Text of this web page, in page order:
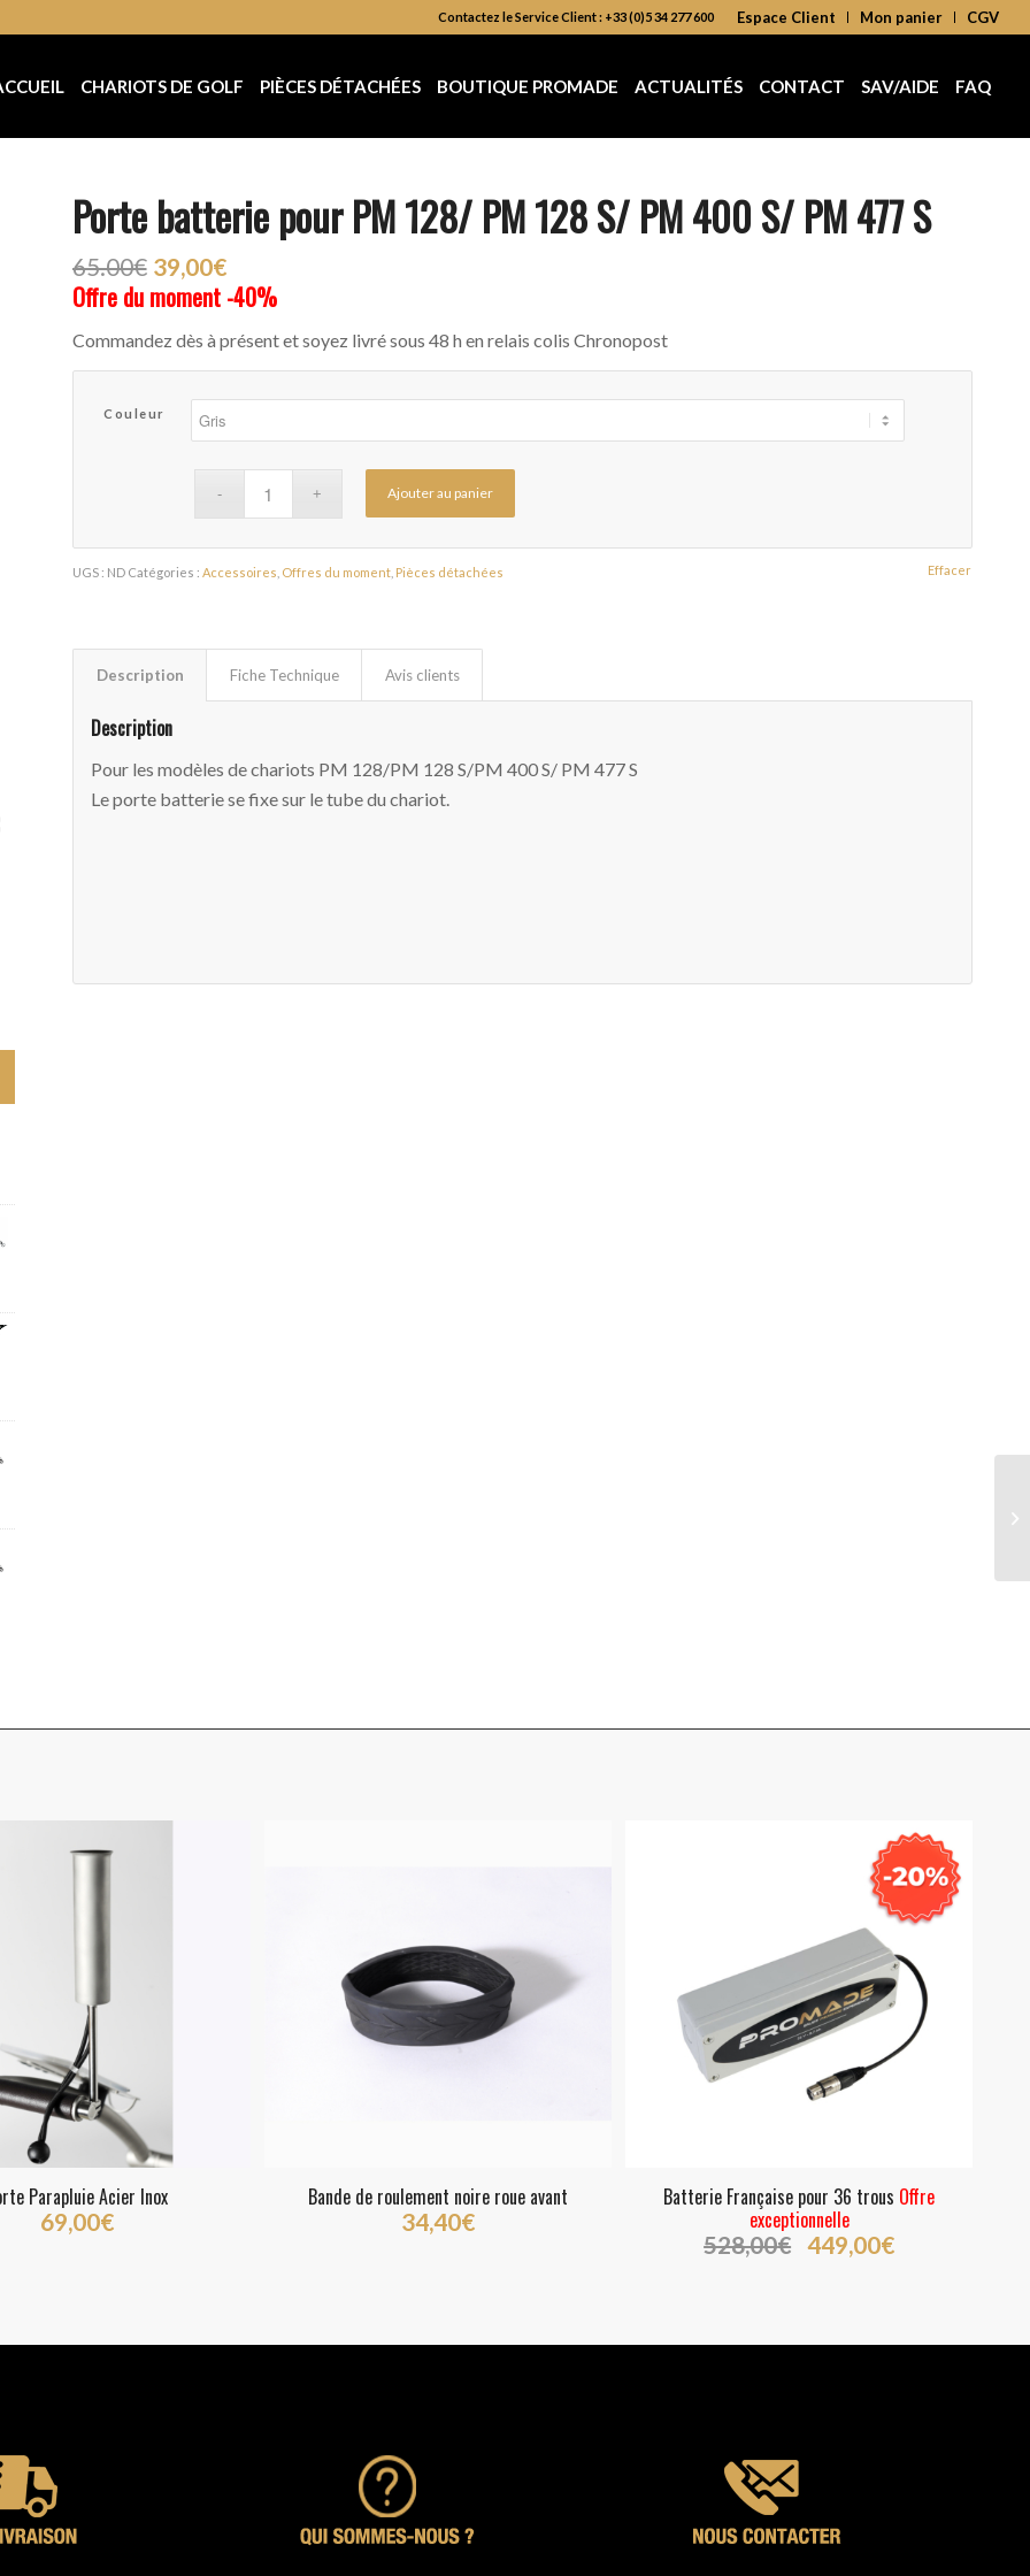
Espace Client Mon panier CGV
Contactez le Service Client : +33 (0)5 34 277 600
CHARIOTS DE GOLF PIÈCES DÉTACHÉES BOUTIQUE PROMADE ACTUALITÉS CONTACT SAV/AIDE FAQ
Porte batterie pour PM 128/ PM 128 S/ PM 400 S/ PM 477 S
65.00€ 39,00€
Offre du moment -40%
Commandez dès à présent et soyez livré sous 48 h en relais colis Chronopost
Couleur
Effacer
Ajouter au panier
UGS : ND Catégories : Accessoires Offres du moment, Pièces détachées
Description Fiche Technique Avis clients
Description
Pour les modèles de chariots PM 128/PM 128 S/PM 400 S/ PM 477 S
Le porte batterie se fixe sur le tube du chariot.
Parapluie Acier Inox
69,00€
Bande de roulement noire roue avant
34,40€
Batterie Française pour 36 trous Offre
exceptionnelle
528,00€ Le
528,00€.
449,00€Le
449,00€.